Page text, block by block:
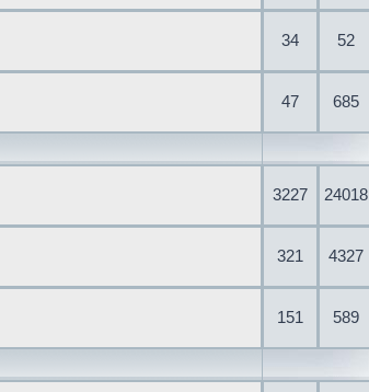
34 52
47 685
3227 24018
321 4327
151 589